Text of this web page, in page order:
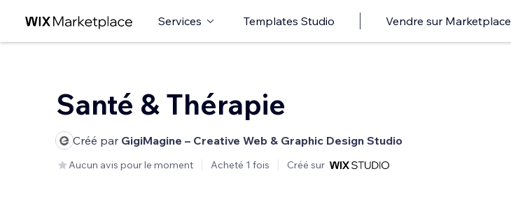
Services Templates Studio Vendre sur Marketplace
Santé & Thérapie
Créé par GigiMagine – Creative Web & Graphic Design Studio
Aucun avis pour le moment Acheté 1 fois Créé sur